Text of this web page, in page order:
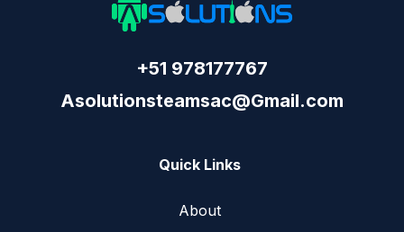
+51 978177767
Asolutionsteamsac@Gmail.com
Quick Links
About